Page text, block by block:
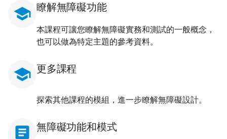
school 瞭解無障礙功能
本課程可讓您瞭解無障礙實務和測試的一般概念，
也可以做為特定主題的參考資料。
school 更多課程
探索其他課程的模組，進一步瞭解無障礙設計。
article 無障礙功能和模式